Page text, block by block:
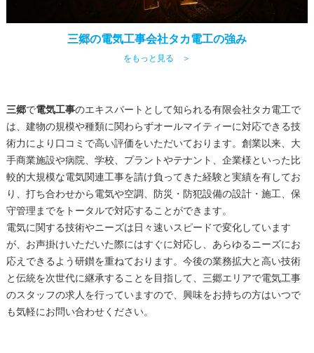
三郷の電気工事会社タカ電工の強み
をもっと見る ＞
三郷で電気工事のエキスパートとして知られる有限会社タカ電工で
は、建物の規模や種類に関わらずオールマイティーに対応できる技
術力により口コミで高い評価をいただいております。創業以来、大
手商業施設や病院、学校、プラントやテナント、企業様といった比
較的大規模な電気関連工事を請け負ってきた経験と実績を有してお
り、打ち合わせから電気や空調、防災・防犯設備の設計・施工、保
守管理までをトータルで対応することができます。
電気に関する技術やニーズは日々速いスピードで変化しています
が、お声掛けいただいた際にはすぐに対応し、あらゆるニーズにお
応えできるよう研鑚を重ねております。今後の業務拡大と高い技術
と伝統を次世代に継承することを目指して、 三郷エリアで電気工事
のスタッフの求人を行っていますので、興味をお持ちの方はいつで
も気軽にお問い合わせください。